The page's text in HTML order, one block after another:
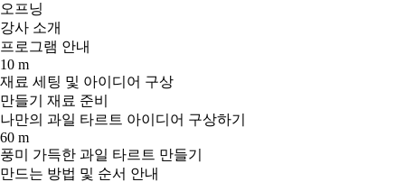
오프닝
강사 소개
프로그램 안내
10 m
재료 세팅 및 아이디어 구상
만들기 재료 준비
나만의 과일 타르트 아이디어 구상하기
60 m
풍미 가득한 과일 타르트 만들기
만드는 방법 및 순서 안내